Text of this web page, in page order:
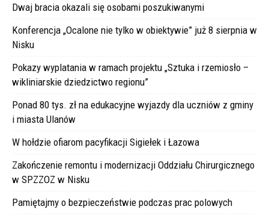
Dwaj bracia okazali się osobami poszukiwanymi
Konferencja „Ocalone nie tylko w obiektywie” już 8 sierpnia w
Nisku
Pokazy wyplatania w ramach projektu „Sztuka i rzemiosło –
wikliniarskie dziedzictwo regionu”
Ponad 80 tys. zł na edukacyjne wyjazdy dla uczniów z gminy
i miasta Ulanów
W hołdzie ofiarom pacyfikacji Sigiełek i Łazowa
Zakończenie remontu i modernizacji Oddziału Chirurgicznego
w SPZZOZ w Nisku
Pamiętajmy o bezpieczeństwie podczas prac polowych